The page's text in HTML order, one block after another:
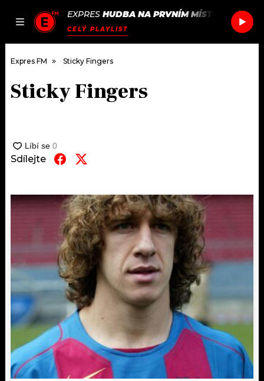
JAK
SEZNAM.CZ
EXPRES HUDBA NA PRVNÍM MÍSTĚ PLEASE
CELÝ PLAYLIST
DOMŮ
AKTUÁLNĚ
ROZHOVORY
#NEBUDUDOMA
KALENDÁŘ
KVÍZY
VIP
TRENDY
PODCASTY
APLIKACE
PROGRAM
PLAYLIST
JAK NALADIT
SOUTĚŽE
Expres FM Sticky Fingers
Sticky Fingers
Sdílejte